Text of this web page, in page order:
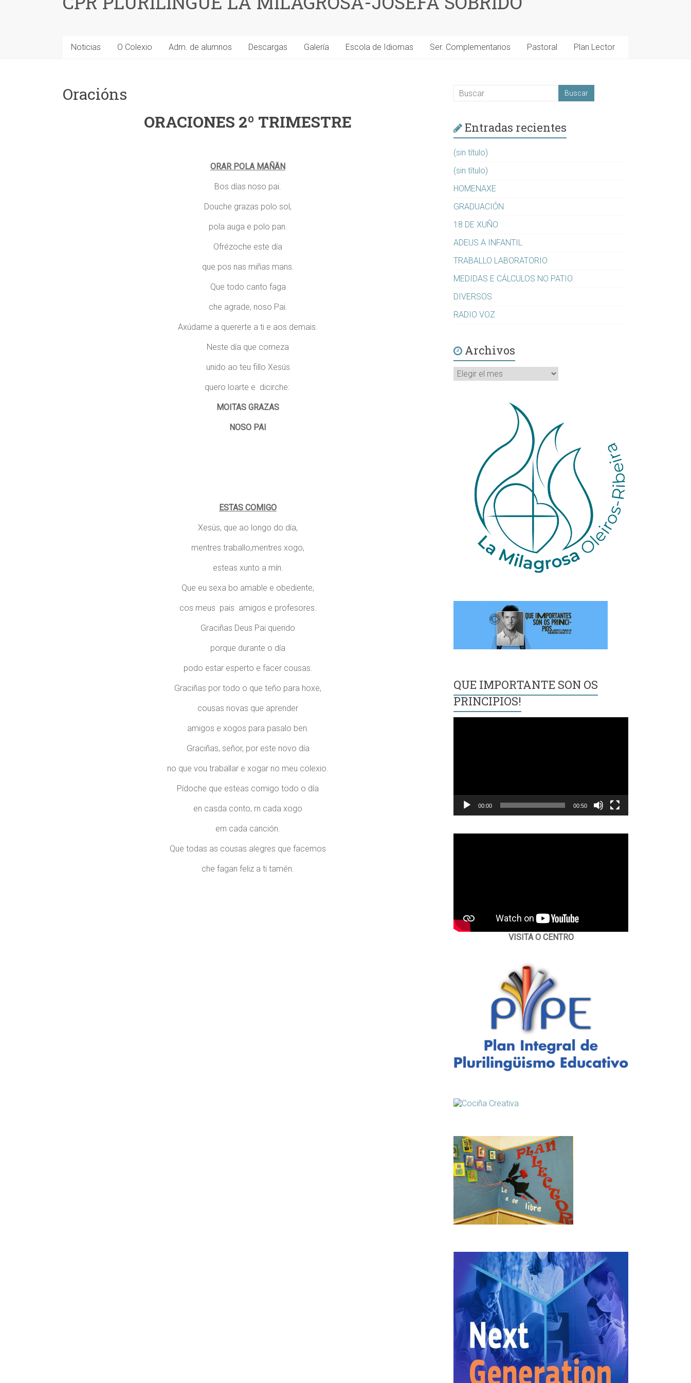
Noticias O Colexio Adm. de alumnos Descargas Galería Escola de Idiomas Ser. Complementarios Pastoral Plan Lector
Oracións
ORACIONES 2º TRIMESTRE
ORAR POLA MAÑÄN
Bos días noso pai.
Douche grazas polo sol,
pola auga e polo pan.
Ofrézoche este día
que pos nas miñas mans.
Que todo canto faga
che agrade, noso Pai.
Axúdame a quererte a ti e aos demais.
Neste día que comeza
unido ao teu fillo Xesús
quero loarte e dicirche:
MOITAS GRAZAS
NOSO PAI
ESTAS COMIGO
Xesús, que ao longo do día,
mentres traballo,mentres xogo,
esteas xunto a mín.
Que eu sexa bo amable e obediente,
cos meus pais amigos e profesores.
Graciñas Deus Pai querido
porque durante o día
podo estar esperto e facer cousas.
Graciñas por todo o que teño para hoxe,
cousas novas que aprender
amigos e xogos para pasalo ben.
Graciñas, señor, por este novo día
no que vou traballar e xogar no meu colexio.
Pídoche que esteas comigo todo o día
en casda conto, rn cada xogo
ern cada canción.
Que todas as cousas alegres que facemos
che fagan feliz a ti tamén.
Entradas recientes
(sin título)
(sin título)
HOMENAXE
GRADUACIÓN
18 DE XUÑO
ADEUS A INFANTIL
TRABALLO LABORATORIO
MEDIDAS E CÁLCULOS NO PATIO
DIVERSOS
RADIO VOZ
Archivos
Archivos
QUE IMPORTANTE SON OS
PRINCIPIOS!
00:00 00:50
VISITA O CENTRO